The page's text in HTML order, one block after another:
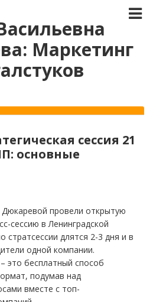
Маркетинг
сессия 21
основные
провели открытую
сессию в Ленинградской
длятся 2-3 дня и в
одной компании.
это бесплатный способ
подумав над
вместе с топ-